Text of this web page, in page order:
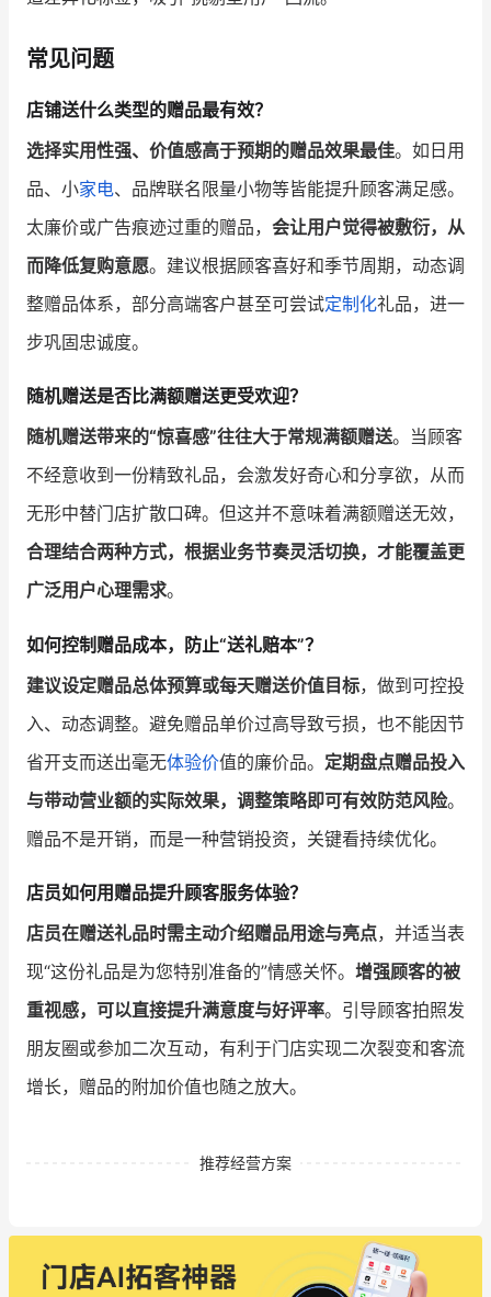
常见问题
店铺送什么类型的赠品最有效？
选择实用性强、价值感高于预期的赠品效果最佳。如日用
品、小家电、品牌联名限量小物等皆能提升顾客满足感。
太廉价或广告痕迹过重的赠品， 会让用户觉得被敷衍，从
而降低复购意愿。建议根据顾客喜好和季节周期，动态调
整赠品体系，部分高端客户甚至可尝试定制化礼品，进一
步巩固忠诚度。
随机赠送是否比满额赠送更受欢迎？
随机赠送带来的“惊喜感”往往大于常规满额赠送。当顾客
不经意收到一份精致礼品，会激发好奇心和分享欲，从而
无形中替门店扩散口碑。但这并不意味着满额赠送无效，
合理结合两种方式，根据业务节奏灵活切换，才能覆盖更
广泛用户心理需求。
如何控制赠品成本，防止“送礼赔本”？
建议设定赠品总体预算或每天赠送价值目标，做到可控投
入、动态调整。避免赠品单价过高导致亏损，也不能因节
省开支而送出毫无体验价值的廉价品。 定期盘点赠品投入
与带动营业额的实际效果，调整策略即可有效防范风险。
赠品不是开销，而是一种营销投资，关键看持续优化。
店员如何用赠品提升顾客服务体验？
店员在赠送礼品时需主动介绍赠品用途与亮点，并适当表
现“这份礼品是为您特别准备的”情感关怀。 增强顾客的被
重视感，可以直接提升满意度与好评率。引导顾客拍照发
朋友圈或参加二次互动，有利于门店实现二次裂变和客流
增长，赠品的附加价值也随之放大。
推荐经营方案